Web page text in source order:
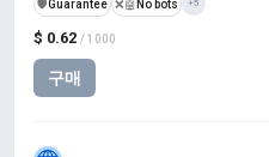
$ 0.62 / 1000
구매
️🛡️Guarantee ❌🤖 No bots +5